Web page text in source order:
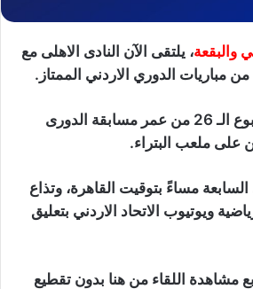
والبقعة، يلتقى الآن النادى الاهلى مع
مباريات الدوري الاردني الممتاز.
وضمن منافسات الأسبوع الـ 26 من عمر مسابقة الدورى
على ملعب البتراء.
مساءً بتوقيت القاهرة، وتذاع
ويوتيوب الاتحاد الاردني بتعليق
مشاهدة اللقاء من هنا بدون تقطيع